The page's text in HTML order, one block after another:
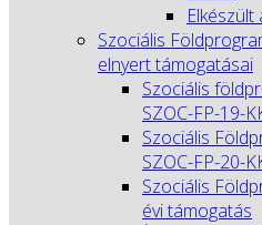
Szociális
elnyert támogatásai
Szociális
SZOC-FP-19-
Szociális
SZOC-FP-20-
Szociális
évi támogatás